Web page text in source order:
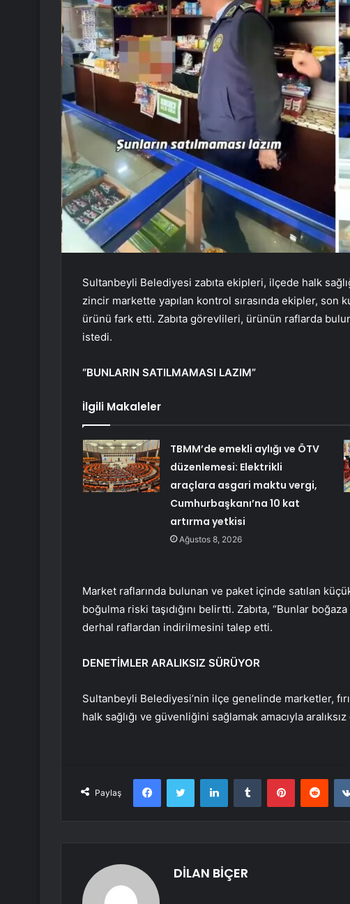
Sultanbeyli Belediyesi zabıta ekipleri, ilçede halk
zincir markette yapılan kontrol sırasında ekipler, son
ürünü fark etti. Zabıta görevlileri, ürünün raflarda
istedi.
“BUNLARIN SATILMAMASI LAZIM”
İlgili Makaleler
TBMM’de emekli aylığı ve ÖTV
düzenlemesi: Elektrikli
araçlara asgari maktu vergi,
Cumhurbaşkanı’na 10 kat
artırma yetkisi
Ağustos 8, 2026
Market raflarında bulunan ve paket içinde satılan
boğulma riski taşıdığını belirtti. Zabıta, “Bunlar
derhal raflardan indirilmesini talep etti.
DENETİMLER ARALIKSIZ SÜRÜYOR
Sultanbeyli Belediyesi’nin ilçe genelinde marketler,
halk sağlığı ve güvenliğini sağlamak amacıyla
Paylaş
FacebookTwitter LinkedInTumblr Pinterest
DİLAN BİÇER